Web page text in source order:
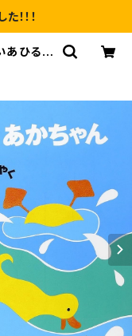
！！！
あひるの